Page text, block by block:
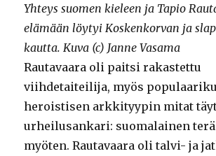
Yhteys suomen kieleen ja Tapio
elämään löytyi Koskenkorvan ja
kautta. Kuva (c) Janne Vasama
Rautavaara oli paitsi rakastettu
viihdetaiteilija, myös
heroistisen arkkityypin mitat
urheilusankari: suomalainen
myöten. Rautavaara oli talvi- ja